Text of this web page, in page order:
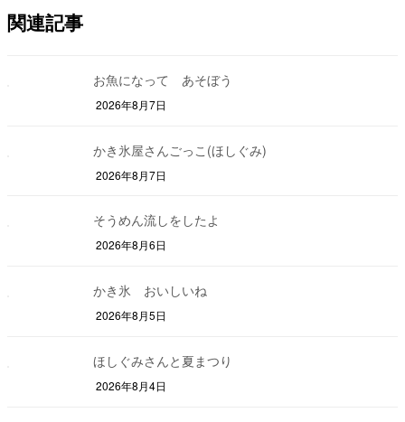
関連記事
お魚になって あそぼう
2026年8月7日
かき氷屋さんごっこ(ほしぐみ)
2026年8月7日
そうめん流しをしたよ
2026年8月6日
かき氷 おいしいね
2026年8月5日
ほしぐみさんと夏まつり
2026年8月4日